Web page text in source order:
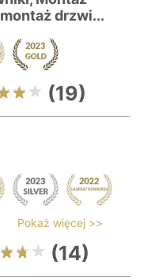
drzwi...
(19)
Pokaż więcej >>
(14)